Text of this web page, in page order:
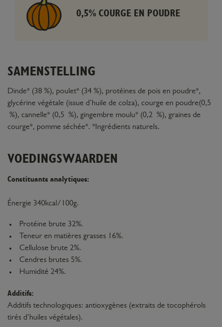
0,5% COURGE EN POUDRE
SAMENSTELLING
Dinde* (38 %), poulet* (34 %), protéines de pois en poudre*,
glycérine végétale (issue d’huile de colza), courge en poudre(0,5
%), cannelle* (0,5 %), gingembre moulu* (0,2 %), graines de
courge*, pomme séchée*. *Ingrédients naturels.
VOEDINGSWAARDEN
Constituants analytiques:
Énergie 340kcal/100g.
Protéine brute 32%.
Teneur en matières grasses 16%.
Cellulose brute 2%.
Cendres brutes 5%.
Humidité 24%.
Additifs:
Additifs technologiques: antioxygènes (extraits de tocophérols
tirés d’huiles végétales).